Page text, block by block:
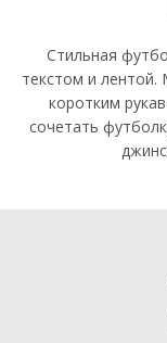
Стильная
текстом и
коротким
сочетать